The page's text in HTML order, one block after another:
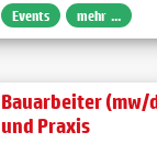
Events mehr ...
Bauarbeiter (mw/
und Praxis